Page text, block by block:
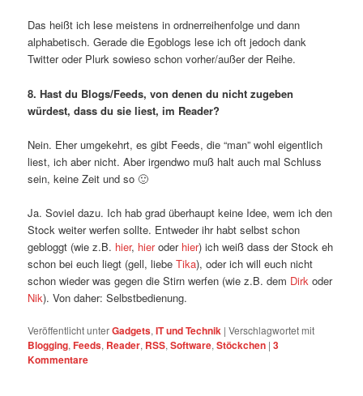
Das heißt ich lese meistens in ordnerreihenfolge und dann
alphabetisch. Gerade die Egoblogs lese ich oft jedoch dank
Twitter oder Plurk sowieso schon vorher/außer der Reihe.
8. Hast du Blogs/Feeds, von denen du nicht zugeben
würdest, dass du sie liest, im Reader?
Nein. Eher umgekehrt, es gibt Feeds, die “man” wohl eigentlich
liest, ich aber nicht. Aber irgendwo muß halt auch mal Schluss
sein, keine Zeit und so 🙂
Ja. Soviel dazu. Ich hab grad überhaupt keine Idee, wem ich den
Stock weiter werfen sollte. Entweder ihr habt selbst schon
gebloggt (wie z.B. hier, hieroder hier) ich weiß dass der Stock eh
schon bei euch liegt (gell, liebeTika), oder ich will euch nicht
schon wieder was gegen die Stirn werfen (wie z.B. dem Dirk oder
Nik). Von daher: Selbstbedienung.
Veröffentlicht unterGadgets,IT und Technik |Verschlagwortet mit
Blogging,Feeds, Reader, RSS,Software,Stöckchen |3
Kommentare